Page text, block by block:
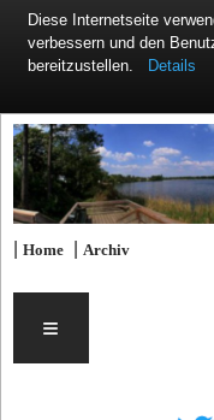
|Home |Archiv
≡
Diese Internetseite
verbessern und den
bereitzustellen.
Details